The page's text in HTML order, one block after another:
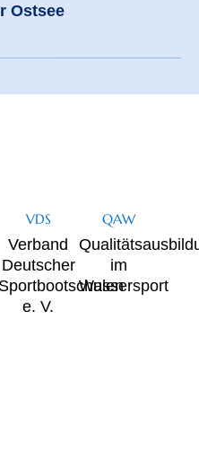
Ostsee
VDS
Verband
Deutscher
Sportbootschulen
e. V.
QAW
im
Wassersport